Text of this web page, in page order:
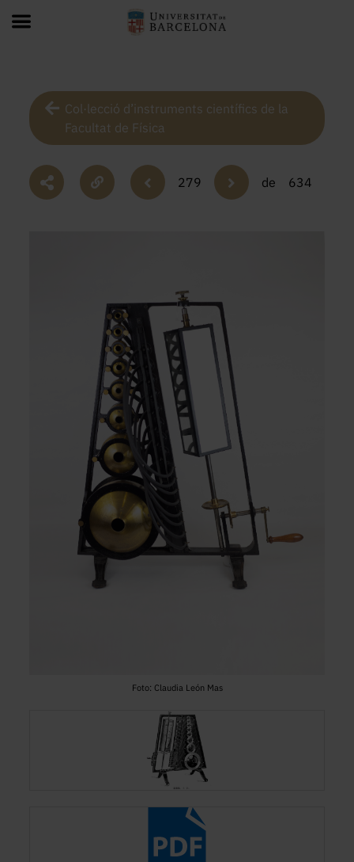
Col·lecció d’instruments científics de la
Facultat de Física
279 de 634
Foto: Claudia León Mas